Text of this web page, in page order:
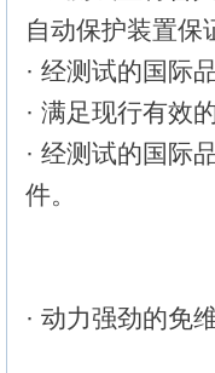
自动保护装置保
· 经测试的国际
· 满足现行有效
· 经测试的国际
件。
· 动力强劲的免